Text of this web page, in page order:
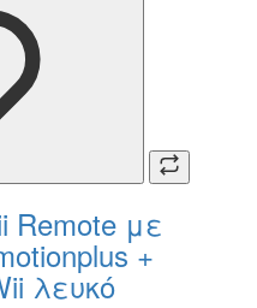
Remote με
+
λευκό